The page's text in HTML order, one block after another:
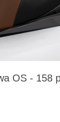
OS - 158